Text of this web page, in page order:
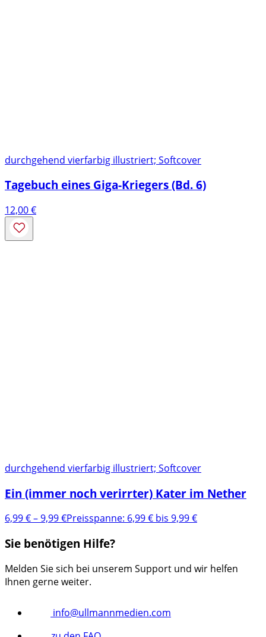
durchgehend vierfarbig illustriert; Softcover
Tagebuch eines Giga-Kriegers (Bd. 6)
12,00€
durchgehend vierfarbig illustriert; Softcover
Ein (immer noch verirrter) Kater im Nether
6,99€–9,99€Preisspanne: 6,99 € bis 9,99 €
Sie benötigen Hilfe?
Melden Sie sich bei unserem Support und wir helfen
Ihnen gerne weiter.
info@ullmannmedien.com